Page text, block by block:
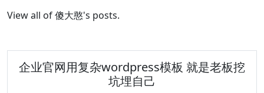
View all of 傻大憨's posts.
企业官网用复杂wordpress模板 就是老板挖
坑埋自己